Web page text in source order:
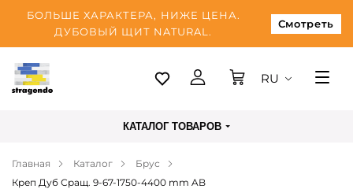
БОЛЬШЕ ХАРАКТЕРА, НИЖЕ ЦЕНА.
ДУБОВЫЙ ЩИТ NATURAL.
Смотреть
Таллинн
Оплата
RU
КАТАЛОГ ТОВАРОВ
Главная Каталог
Брус
Креп Дуб Сращ. 9-67-1750-4400 mm AB